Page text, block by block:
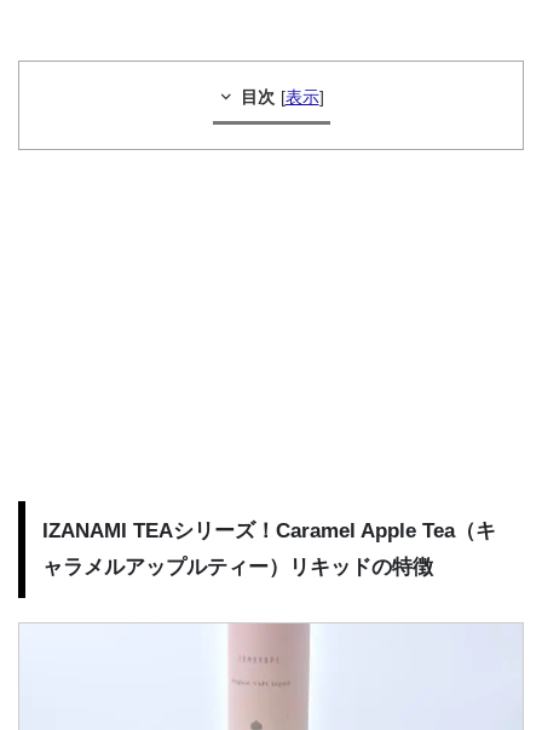
目次 [表示]
IZANAMI TEAシリーズ！Caramel Apple Tea（キ
ャラメルアップルティー）リキッドの特徴